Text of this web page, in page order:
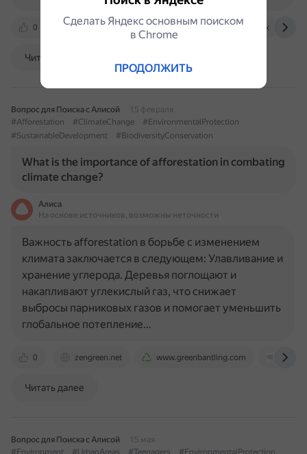
0 amberstudent.com www.studysmarter.co.uk
Читать далее
Вопрос для Поиска с Алисой
15 февраля
#Afforestation
#ClimateChange
#EnvironmentalProtection
#SustainableDevelopment
#BiodiversityConservation
What is the importance of afforestation in combating
climate change?
Алиса
На основе источников, возможны неточности
0 zengreen.net www.greenbantling.com
Важность afforestation в борьбе с изменением
климата заключается в следующем: Улавливание и
хранение углерода. Деревья поглощают и
накапливают углекислый газ, что снижает
выбросы парниковых газов и помогает уменьшить
глобальное потепление…
Читать далее
Вопрос для Поиска с Алисой
15 мая
#Environment
#UrbanAreas #Teenagers
#EnvironmentalProtection
Сделать Яндекс основным поиском
в Сhrome
ПРОДОЛЖИТЬ